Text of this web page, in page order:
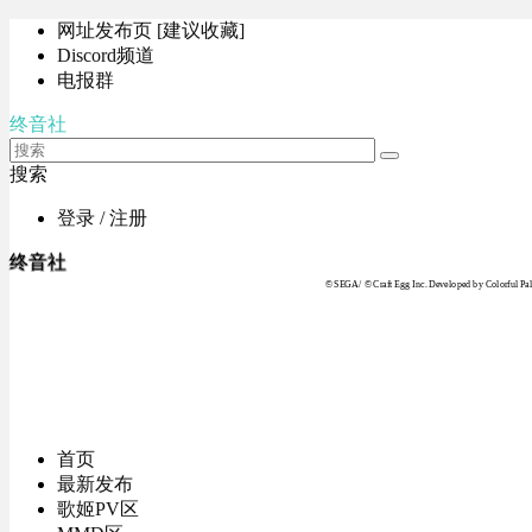
网址发布页 [建议收藏]
Discord频道
电报群
终音社
搜索
登录 / 注册
终音社
© SEGA / © Craft Egg Inc. Developed by Colorful
首页
最新发布
歌姬PV区